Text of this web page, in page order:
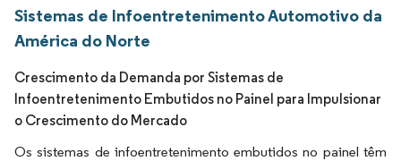
Sistemas de Infoentretenimento Automotivo da
América do Norte
Crescimento da Demanda por Sistemas de
Infoentretenimento Embutidos no Painel para Impulsionar
o Crescimento do Mercado
Os sistemas de infoentretenimento embutidos no painel têm